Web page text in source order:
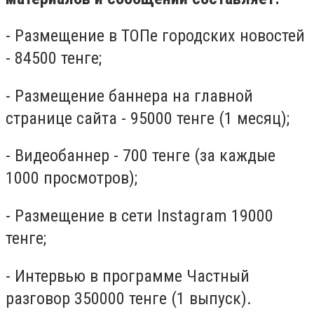
- Размещение в ТОПе городских новостей
- 84500 тенге;
- Размещение баннера на главной
странице сайта - 95000 тенге (1 месяц);
- Видеобаннер - 700 тенге (за каждые
1000 просмотров);
- Размещение в сети Instagram 19000
тенге;
- Интервью в программе Частный
разговор 350000 тенге (1 выпуск).